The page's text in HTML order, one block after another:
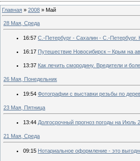
Главная » 2008 » Май
28 Мая, Среда
16:57 С.-Петербург - Сахалин - С.-Петербург.
16:17 Путешествие Новосибирск – Крым на
13:37 Как лечить смородину. Вредители и
26 Мая, Понедельник
19:54 Фотографии с выставки резьбы по
23 Мая, Пятница
13:44 Долгосрочный прогноз погоды на Июль
21 Мая, Среда
09:15 Нотариальное оформление - это